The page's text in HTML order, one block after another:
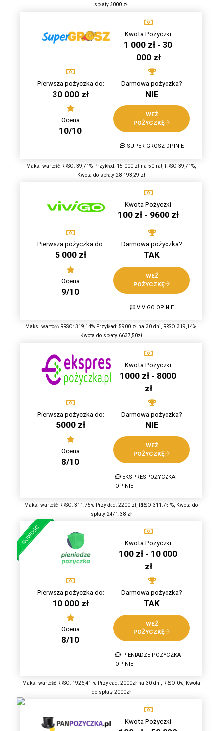
spłaty 3000 zł
Kwota Pożyczki
1 000 zł - 30
000 zł
Pierwsza pożyczka do:
30 000 zł
Darmowa pożyczka?
NIE
Ocena
10/10
WEŹ
POŻYCZKĘ
SUPER GROSZ OPINIE
Maks. wartość RRSO: 39,71% Przykład: 15 000 zł na 50 rat, RRSO 39,71%,
Kwota do spłaty 28 193,29 zł
Kwota Pożyczki
100 zł - 9600 zł
Pierwsza pożyczka do:
5 000 zł
Darmowa pożyczka?
TAK
Ocena
9/10
WEŹ
POŻYCZKĘ
VIVIGO OPINIE
Maks. wartość RRSO: 319,14% Przykład: 5900 zł na 30 dni, RRSO 319,14%,
Kwota do spłaty 6637,50zł
Kwota Pożyczki
1000 zł - 8000
zł
Pierwsza pożyczka do:
5000 zł
Darmowa pożyczka?
NIE
Ocena
8/10
WEŹ
POŻYCZKĘ
EKSPRESPOŻYCZKA
OPINIE
Maks. wartość RRSO: 311.75% Przykład: 2200 zł, RRSO 311.75 %, Kwota do
spłaty 2471.38 zł
Kwota Pożyczki
100 zł - 10 000
zł
Pierwsza pożyczka do:
10 000 zł
Darmowa pożyczka?
TAK
Ocena
8/10
WEŹ
POŻYCZKĘ
PIENIADZE POZYCZKA
OPINIE
Maks. wartość RRSO: 1926,41 % Przykład: 2000zł na 30 dni, RRSO 0%, Kwota
do spłaty 2000zł
Kwota Pożyczki